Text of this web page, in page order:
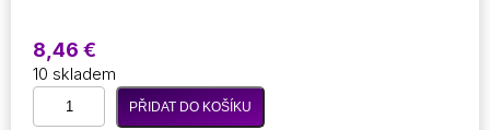
8,46 €
10 skladem
1,2M
USB
PŘIDAT DO KOŠÍKU